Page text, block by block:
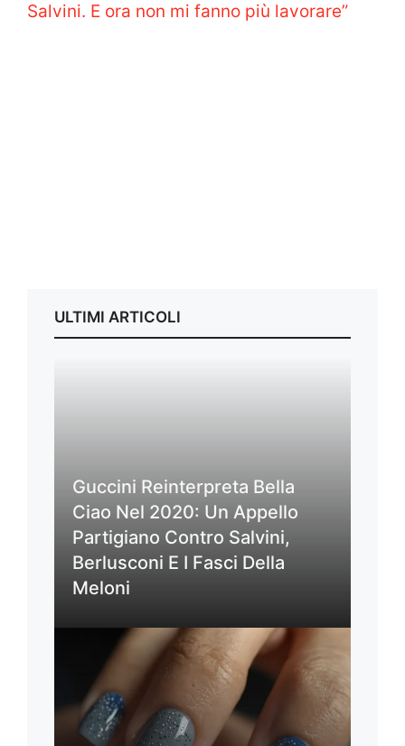
Salvini. E ora non mi fanno più lavorare”
ULTIMI ARTICOLI
Guccini Reinterpreta Bella
Ciao Nel 2020: Un Appello
Partigiano Contro Salvini,
Berlusconi E I Fasci Della
Meloni